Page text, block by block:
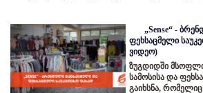
„Sense“ -
ფეხსაცმელი
ვიდეო)
ზუგდიდში
სამოსისა და
გაიხსნა,